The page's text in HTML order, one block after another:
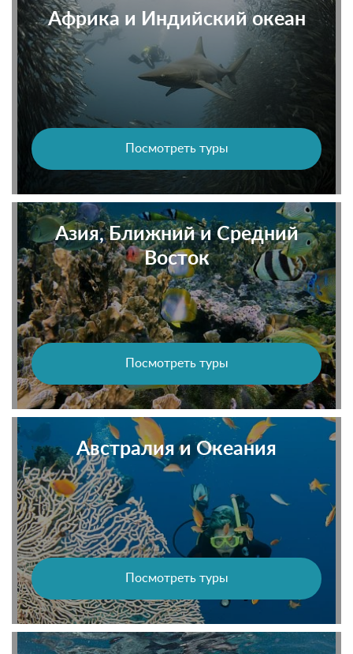
Африка и Индийский океан
Посмотреть туры
Азия, Ближний и Средний
Восток
Посмотреть туры
Австралия и Океания
Посмотреть туры